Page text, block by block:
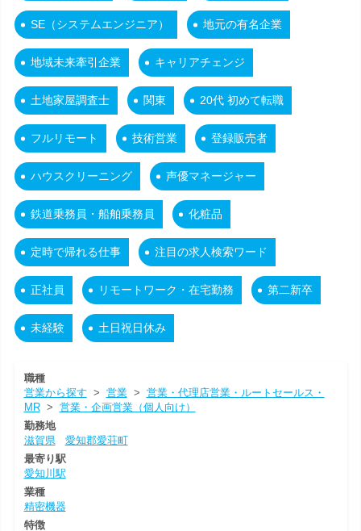
SE（システムエンジニア） 地元の有名企業
地域未来牽引企業 キャリアチェンジ
土地家屋調査士 関東 20代 初めて転職
フルリモート 技術営業 登録販売者
ハウスクリーニング 声優マネージャー
鉄道乗務員・船舶乗務員 化粧品
定時で帰れる仕事 注目の求人検索ワード
正社員 リモートワーク・在宅勤務 第二新卒
未経験 土日祝日休み
職種
営業から探す > 営業> 営業・代理店営業・ルートセールス・
MR> 営業・企画営業（個人向け）
勤務地
滋賀県
愛知郡愛荘町
最寄り駅
愛知川駅
業種
精密機器
特徴